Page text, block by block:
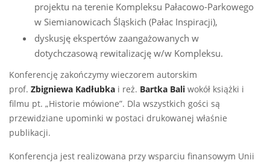
projektu na terenie Kompleksu Pałacowo-Parkowego
w Siemianowicach Śląskich (Pałac Inspiracji),
dyskusję ekspertów zaangażowanych w
dotychczasową rewitalizację w/w Kompleksu.
Konferencję zakończymy wieczorem autorskim
prof. Zbigniewa Kadłubka i reż. Bartka Bali wokół książki i
filmu pt. „Historie mówione”. Dla wszystkich gości są
przewidziane upominki w postaci drukowanej właśnie
publikacji.
Konferencja jest realizowana przy wsparciu finansowym Unii